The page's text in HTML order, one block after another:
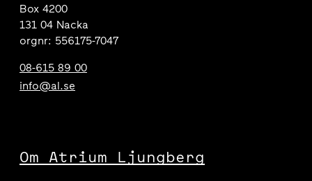
Box 4200
131 04 Nacka
orgnr: 556175-7047
08-615 89 00
info@al.se
Om Atrium Ljungberg